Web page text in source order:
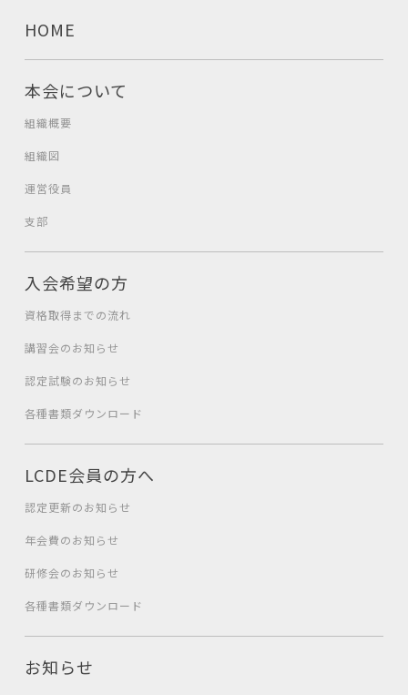
HOME
本会について
組織概要
組織図
運営役員
支部
入会希望の方
資格取得までの流れ
講習会のお知らせ
認定試験のお知らせ
各種書類ダウンロード
LCDE会員の方へ
認定更新のお知らせ
年会費のお知らせ
研修会のお知らせ
各種書類ダウンロード
お知らせ